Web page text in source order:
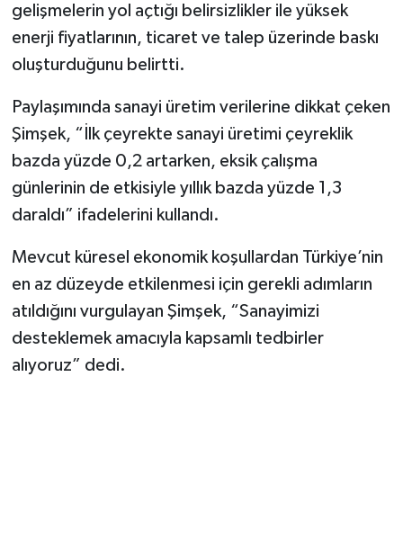
gelişmelerin yol açtığı belirsizlikler ile yüksek
enerji fiyatlarının, ticaret ve talep üzerinde baskı
oluşturduğunu belirtti.
Paylaşımında sanayi üretim verilerine dikkat çeken
Şimşek, “İlk çeyrekte sanayi üretimi çeyreklik
bazda yüzde 0,2 artarken, eksik çalışma
günlerinin de etkisiyle yıllık bazda yüzde 1,3
daraldı” ifadelerini kullandı.
Mevcut küresel ekonomik koşullardan Türkiye’nin
en az düzeyde etkilenmesi için gerekli adımların
atıldığını vurgulayan Şimşek, “Sanayimizi
desteklemek amacıyla kapsamlı tedbirler
alıyoruz” dedi.
Siyaset
Sonsöz Özel
Vasıta